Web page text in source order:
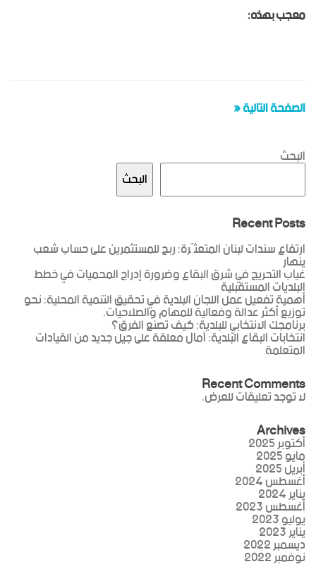
معجب بهذه:
الصفحة التالية «
البحث
البحث
Recent Posts
ارتفاع سندات لبنان المتعثّرة: ربح للمستثمرين على حساب شعب
ينهار
غياب التحريج في شرق البقاع وضرورة إدراج المحميات في خطط
البلديات المستقبلية
أهمية تفعيل عمل اللجان البلدية في تحقيق التنمية المحلية: نحو
توزيع أكثر عدالة وفعالية للمهام والصلاحيات.
برنامجك الانتخابي للبلدية: كيف تصنع الفرق؟
انتخابات البقاع البلدية: آمال معلقة على جيل جديد من القيادات
المتعلمة
Recent Comments
لا توجد تعليقات للعرض.
Archives
أكتوبر 2025
مايو 2025
أبريل 2025
أغسطس 2024
يناير 2024
أغسطس 2023
يوليو 2023
يناير 2023
ديسمبر 2022
نوفمبر 2022